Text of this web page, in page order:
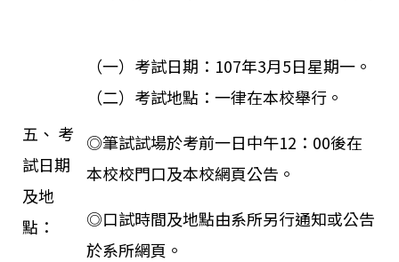
五、 考
試日期
及地
點：
（一）考試日期：107年3月5日星期一。
（二）考試地點：一律在本校舉行。
◎筆試試場於考前一日中午12：00後在
本校校門口及本校網頁公告。
◎口試時間及地點由系所另行通知或公告
於系所網頁。